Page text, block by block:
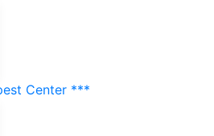
Center ***